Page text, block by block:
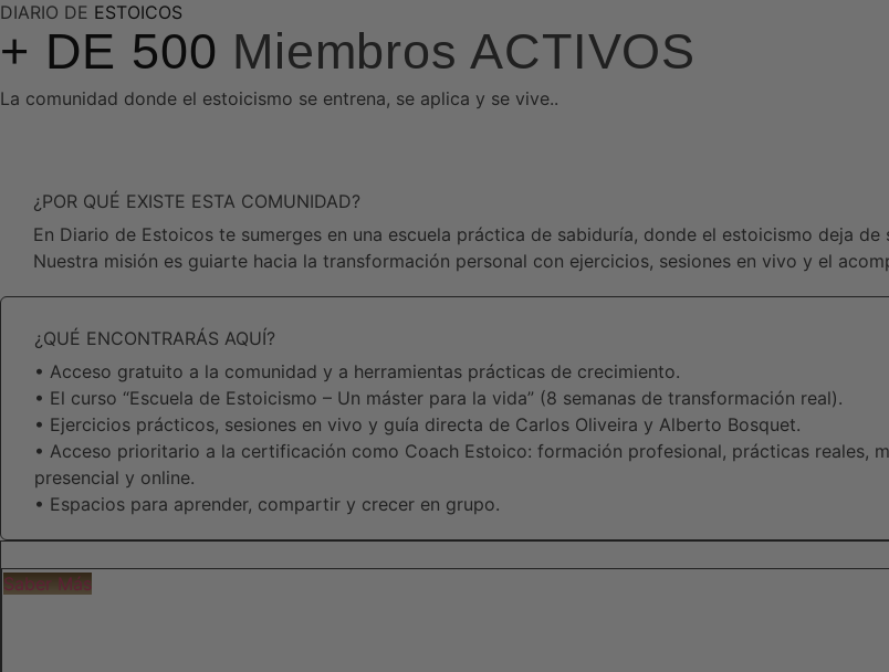
DIARIO DE ESTOICOS
+ DE 500 Miembros ACTIVOS
La comunidad donde el estoicismo se entrena, se aplica y se vive..
¿POR QUÉ EXISTE ESTA COMUNIDAD?
En Diario de Estoicos te sumerges en una escuela práctica de sabiduría, donde el estoicismo deja
Nuestra misión es guiarte hacia la transformación personal con ejercicios, sesiones en vivo y el
¿QUÉ ENCONTRARÁS AQUÍ?
• Acceso gratuito a la comunidad y a herramientas prácticas de crecimiento.
• El curso “Escuela de Estoicismo – Un máster para la vida” (8 semanas de transformación real).
• Ejercicios prácticos, sesiones en vivo y guía directa de Carlos Oliveira y Alberto Bosquet.
• Acceso prioritario a la certificación como Coach Estoico: formación profesional, prácticas reales,
presencial y online.
• Espacios para aprender, compartir y crecer en grupo.
Saber Más